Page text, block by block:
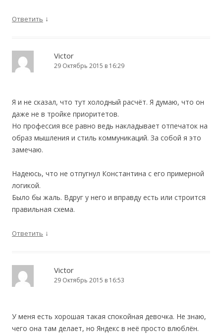
Ответить ↓
Victor
29 Октябрь 2015 в 16:29
Я и не сказал, что тут холодный расчёт. Я думаю, что он
даже не в тройке приоритетов.
Но профессия все равно ведь накладывает отпечаток на
образ мышления и стиль коммуникаций. За собой я это
замечаю.
Надеюсь, что не отпугнул Константина с его примерной
логикой.
Было бы жаль. Вдруг у него и вправду есть или строится
правильная схема.
Ответить ↓
Victor
29 Октябрь 2015 в 16:53
У меня есть хорошая такая спокойная девочка. Не знаю,
чего она там делает, но Яндекс в неё просто влюблён.